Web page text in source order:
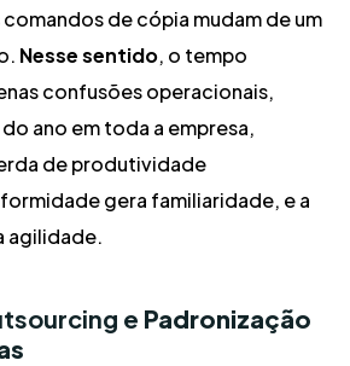
de cópia mudam de um
Nesse sentido, o tempo
confusões operacionais,
ano em toda a empresa,
de produtividade
gera familiaridade, e a
agilidade.
e Padronização